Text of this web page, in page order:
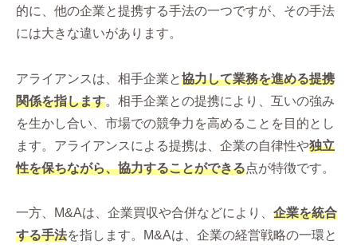
的に、他の企業と提携する手法の一つですが、その手法
には大きな違いがあります。
アライアンスは、相手企業と協力して業務を進める提携
関係を指します。相手企業との提携により、互いの強み
を生かし合い、市場での競争力を高めることを目的とし
ます。アライアンスによる提携は、企業の自律性や独立
性を保ちながら、協力することができる点が特徴です。
一方、M&Aは、企業買収や合併などにより、 企業を統合
する手法を指します。M&Aは、企業の経営戦略の一環と